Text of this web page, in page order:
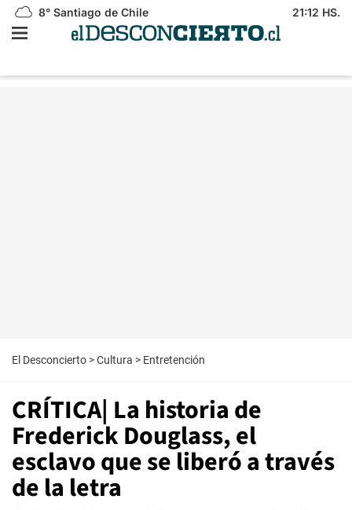
8° Santiago de Chile 21:12 HS.
El Desconcierto >Cultura > Entretención
CRÍTICA| La historia de
Frederick Douglass, el
esclavo que se liberó a través
de la letra